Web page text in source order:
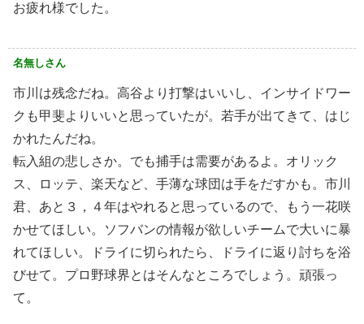
お疲れ様でした。
名無しさん
市川は残念だね。高谷より打撃はいいし、インサイドワー
クも甲斐よりいいと思っていたが。若手が出てきて、はじ
かれたんだね。
転入組の悲しさか。でも捕手は需要があるよ。オリック
ス、ロッテ、楽天など、手薄な球団は手をだすかも。市川
君、あと３，４年はやれると思っているので、もう一花咲
かせてほしい。ソフバンの情報が欲しいチームで大いに暴
れてほしい。ドライに切られたら、ドライに返り討ちを浴
びせて。プロ野球界とはそんなところでしょう。頑張っ
て。